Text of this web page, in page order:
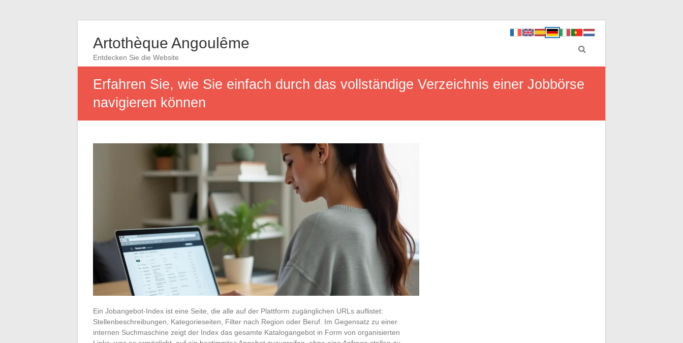
Artothèque Angoulême
Entdecken Sie die Website
Erfahren Sie, wie Sie einfach durch das vollständige Verzeichnis einer Jobbörse
navigieren können
Ein Jobangebot-Index ist eine Seite, die alle auf der Plattform zugänglichen URLs auflistet:
Stellenbeschreibungen, Kategorieseiten, Filter nach Region oder Beruf. Im Gegensatz zu einer
internen Suchmaschine zeigt der Index das gesamte Katalogangebot in Form von organisierten